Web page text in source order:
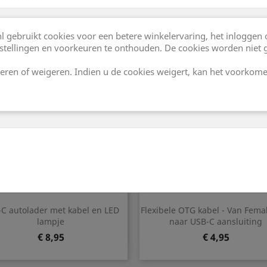
accessoires
sleutelhanger
C autolader met kabel en LED
lampje
Prijs
€ 8,95
Snel bekijken
Flexibele OTG kabel - Van
naar USB-C aansluiting
Prijs
€ 4,95
Snel bekijken
gebruikt cookies voor een betere winkelervaring, het inloggen
en voorkeuren te onthouden. De cookies worden niet
of weigeren. Indien u de cookies weigert, kan het